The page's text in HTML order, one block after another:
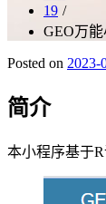
19
GEO万
Posted on 2023-
简介
本小程序基于